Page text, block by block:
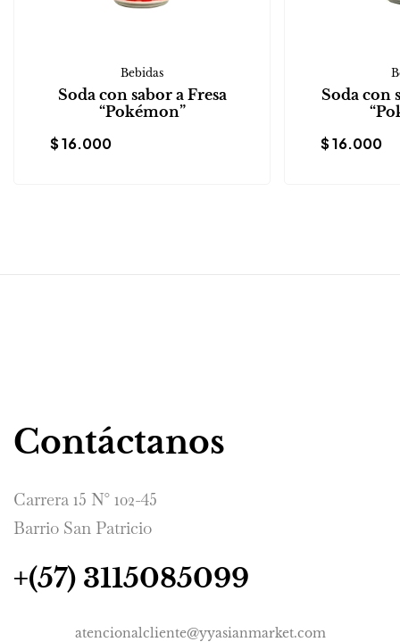
Bebidas
Soda con sabor a Fresa
“Pokémon”
$16.000
Soda con
$16.000
Contáctanos
Carrera 15 N° 102-45
Barrio San Patricio
+(57) 3115085099
atencionalcliente@yyasianmarket.com